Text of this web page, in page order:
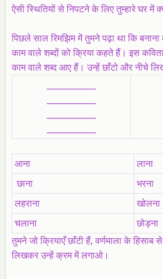
ऐसी स्थितियों से निपटने के लिए तुम्हारे घर में
पिछले साल रिमझिम में तुमने पढ़ा था किबनाना
काम वाले शब्दों कोक्रियाकहते हैं। इस कविता
काम वाले शब्द आए हैं। उन्हें छाँटो और नीचे
आना
लाना
छाना
भरना
लहराना
खोलना
चलाना
छोड़ना
तुमने जो क्रियाएँ छाँटी हैं, वर्णमाला के
लिखकर उन्हें क्रम में लगाओ।